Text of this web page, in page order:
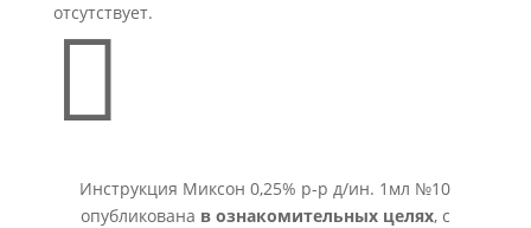
отсутствует.

Инструкция Миксон 0,25% р-р д/ин. 1мл №10
опубликована в ознакомительных целях, с